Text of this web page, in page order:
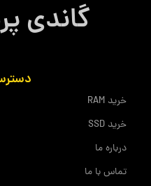
گاندی
خرید RAM
خرید SSD
درباره ما
تماس با ما